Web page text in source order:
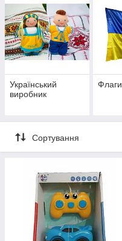
Український
виробник
Флаги
Сортування